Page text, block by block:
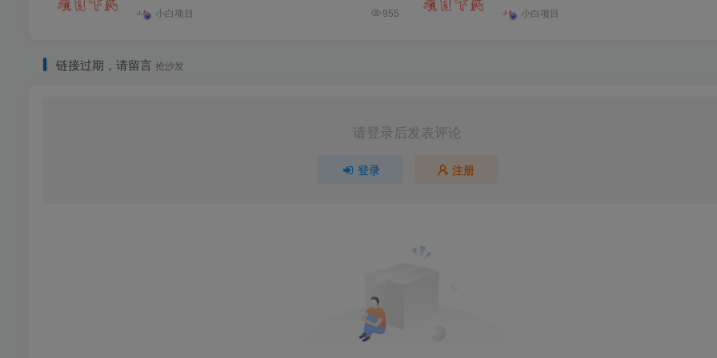
小白项目 955 小白项目
链接过期，请留言 抢沙发
请登录后发表评论
登录 注册